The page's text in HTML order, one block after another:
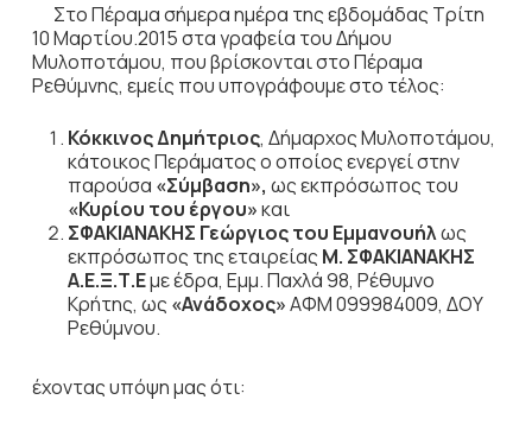
Στο Πέραμα σήμερα ημέρα της εβδομάδας Τρίτη
10 Μαρτίου.2015 στα γραφεία του Δήμου
Μυλοποτάμου, που βρίσκονται στο Πέραμα
Ρεθύμνης, εμείς που υπογράφουμε στο τέλος:
Κόκκινος Δημήτριος, Δήμαρχος Μυλοποτάμου,
κάτοικος Περάματος ο οποίος ενεργεί στην
παρούσα «Σύμβαση», ως εκπρόσωπος του
«Κυρίου του έργου»και
ΣΦΑΚΙΑΝΑΚΗΣ Γεώργιος του Εμμανουήλως
εκπρόσωπος της εταιρείας Μ. ΣΦΑΚΙΑΝΑΚΗΣ
Α.Ε.Ξ.Τ.Εμε έδρα, Εμμ. Παχλά 98, Ρέθυμνο
Κρήτης, ως «Ανάδοχος»ΑΦΜ 099984009, ΔΟΥ
Ρεθύμνου.
έχοντας υπόψη μας ότι: